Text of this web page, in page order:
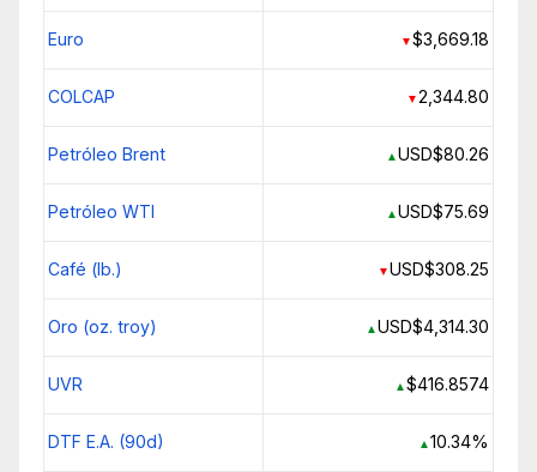
Euro ▼$3,669.18
COLCAP ▼2,344.80
Petróleo Brent ▲USD$80.26
Petróleo WTI ▲USD$75.69
Café (lb.) ▼USD$308.25
Oro (oz. troy) ▲USD$4,314.30
UVR ▲$416.8574
DTF E.A. (90d) ▲10.34%